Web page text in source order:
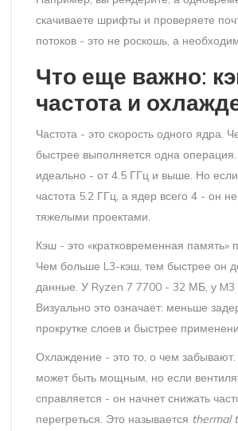
скачиваете шрифты и проверяете
потоков - это не роскошь, а
Что еще важно:
частота и
Частота - это скорость одного ядра.
быстрее выполняется одна
идеально - от 4.5 ГГц и выше. Но
частота 5.2 ГГц, а ядер всего 4 - он
тяжелыми проектами.
Кэш - это «кратковременная память»
Чем больше L3-кэш, тем быстрее он
данные. У Ryzen 7 7700 - 32 МБ, у
Визуально это означает: меньше
прокрутке слоев и быстрее
Охлаждение - это то, о чем
может быть мощным, но если
справляется - он начнет снижать
перегреться. Это называется thermal